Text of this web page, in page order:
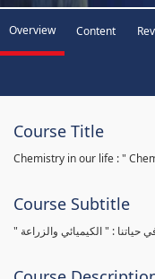
Overview Content
Course Title
Chemistry in our life : "
Course Subtitle
في حياتنا : " الكيميائي والزراعة